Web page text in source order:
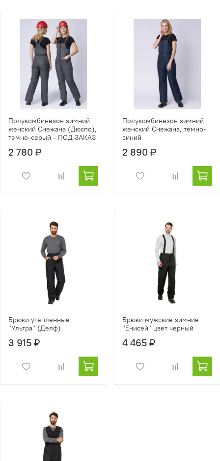
Полукомбинезон зимний
женский Снежана (Дюспо),
темно-серый - ПОД ЗАКАЗ
2 780 ₽
Полукомбинезон зимний
женский Снежана, темно-
синий
2 890 ₽
Брюки утепленные
"Ультра" (Делф)
3 915 ₽
Брюки мужские зимние
"Енисей" цвет черный
4 465 ₽